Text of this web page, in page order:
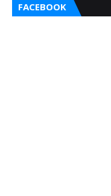
FACEBOOK